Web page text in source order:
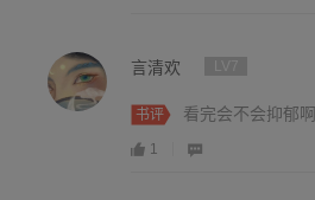
言清欢
书评 看完会不会抑郁啊
1